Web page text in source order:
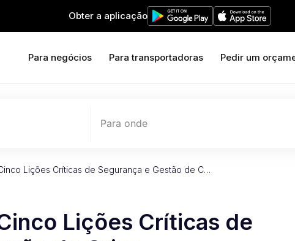
Obter a aplicação
Para negócios Para transportadoras Pedir um
Para onde
Lições Críticas de Segurança e Gestão de C…
Lições Críticas de